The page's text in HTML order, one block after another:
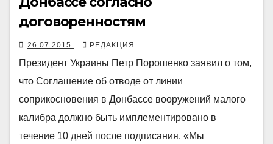
договоренностям
26.07.2015 РЕДАКЦИЯ
Президент Украины Петр Порошенко заявил о том,
что Соглашение об отводе от линии
соприкосновения в Донбассе вооружений малого
калибра должно быть имплементировано в
течение 10 дней после подписания. «Мы